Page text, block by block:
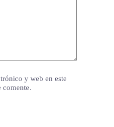
y web en este
comente.